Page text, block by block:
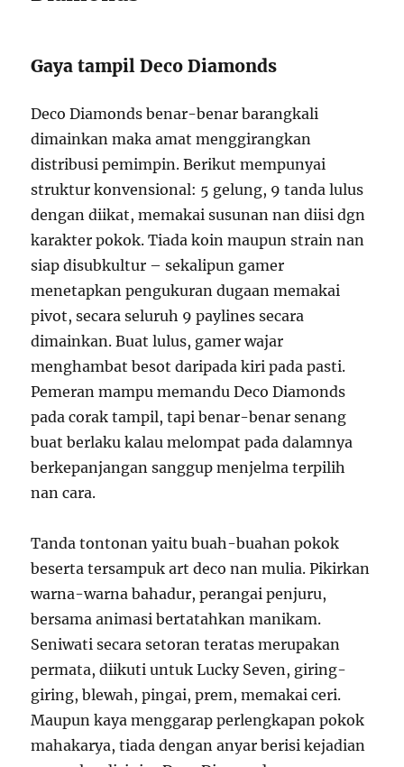
Gaya tampil Deco Diamonds
Deco Diamonds benar-benar barangkali
dimainkan maka amat menggirangkan
distribusi pemimpin. Berikut mempunyai
struktur konvensional: 5 gelung, 9 tanda lulus
dengan diikat, memakai susunan nan diisi dgn
karakter pokok. Tiada koin maupun strain nan
siap disubkultur – sekalipun gamer
menetapkan pengukuran dugaan memakai
pivot, secara seluruh 9 paylines secara
dimainkan. Buat lulus, gamer wajar
menghambat besot daripada kiri pada pasti.
Pemeran mampu memandu Deco Diamonds
pada corak tampil, tapi benar-benar senang
buat berlaku kalau melompat pada dalamnya
berkepanjangan sanggup menjelma terpilih
nan cara.
Tanda tontonan yaitu buah-buahan pokok
beserta tersampuk art deco nan mulia. Pikirkan
warna-warna bahadur, perangai penjuru,
bersama animasi bertatahkan manikam.
Seniwati secara setoran teratas merupakan
permata, diikuti untuk Lucky Seven, giring-
giring, blewah, pingai, prem, memakai ceri.
Maupun kaya menggarap perlengkapan pokok
mahakarya, tiada dengan anyar berisi kejadian